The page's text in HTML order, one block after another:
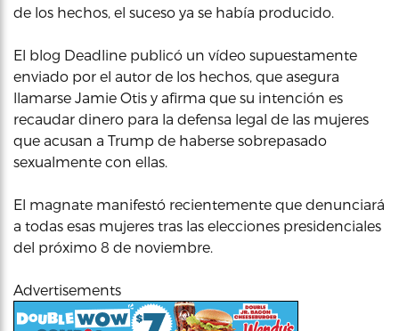
de los hechos, el suceso ya se había producido.
El blog Deadline publicó un vídeo supuestamente
enviado por el autor de los hechos, que asegura
llamarse Jamie Otis y afirma que su intención es
recaudar dinero para la defensa legal de las mujeres
que acusan a Trump de haberse sobrepasado
sexualmente con ellas.
El magnate manifestó recientemente que denunciará
a todas esas mujeres tras las elecciones presidenciales
del próximo 8 de noviembre.
Advertisements